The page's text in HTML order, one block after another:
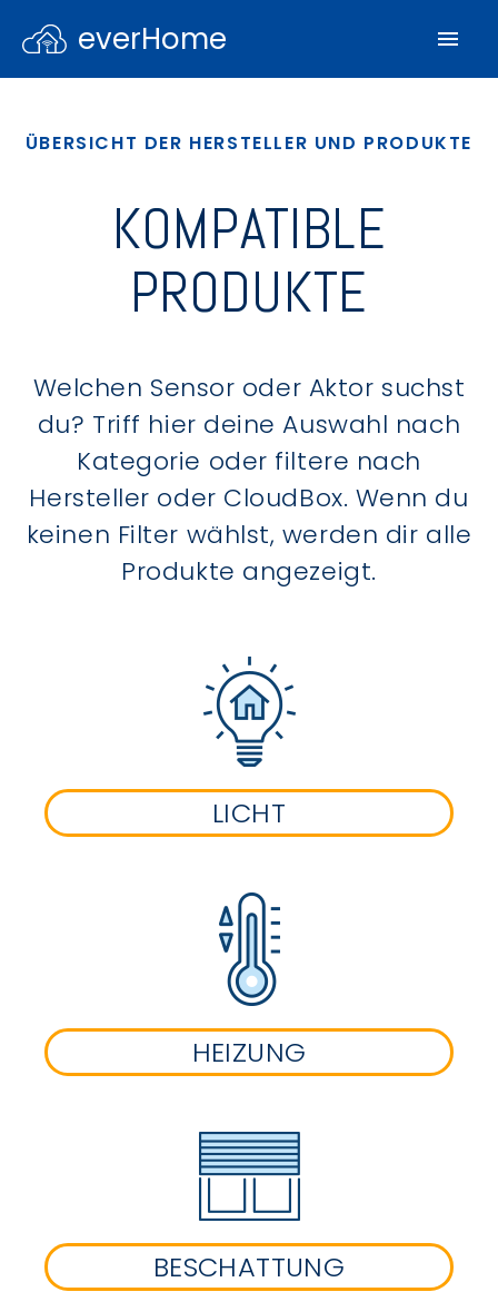
everHome
ÜBERSICHT DER HERSTELLER UND PRODUKTE
KOMPATIBLE
PRODUKTE
Welchen Sensor oder Aktor suchst
du? Triff hier deine Auswahl nach
Kategorie oder filtere nach
Hersteller oder CloudBox. Wenn du
keinen Filter wählst, werden dir alle
Produkte angezeigt.
LICHT
HEIZUNG
BESCHATTUNG